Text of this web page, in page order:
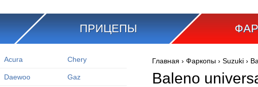
ПРИЦЕПЫ
Acura Chery
Daewoo Gaz
Вы здесь
Главная › Фаркопы › Suzuki ›
Baleno